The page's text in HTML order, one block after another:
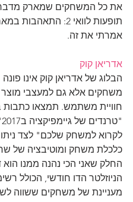
את כל המשחקים שמארק
תופעות לוואי 2:
אמרתי את זה.
אדריאן קוק
הבלוג של אדריאן קוק אינו
משחקים אלא גם למעצבי מוצר
חוויית משתמש. תמצאו כתבות
לקרוא למשחק שלכם" לצד
כלכלת משחק ומוטיבציה של
החלק שאני הכי נהנה ממנו הוא
הניוזלטר הדו חודשי, הכולל
מעניינת של משחקים ששווה